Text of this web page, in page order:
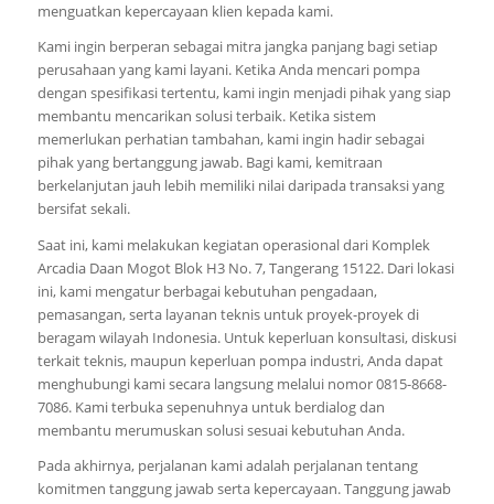
menguatkan kepercayaan klien kepada kami.
Kami ingin berperan sebagai mitra jangka panjang bagi setiap
perusahaan yang kami layani. Ketika Anda mencari pompa
dengan spesifikasi tertentu, kami ingin menjadi pihak yang siap
membantu mencarikan solusi terbaik. Ketika sistem
memerlukan perhatian tambahan, kami ingin hadir sebagai
pihak yang bertanggung jawab. Bagi kami, kemitraan
berkelanjutan jauh lebih memiliki nilai daripada transaksi yang
bersifat sekali.
Saat ini, kami melakukan kegiatan operasional dari Komplek
Arcadia Daan Mogot Blok H3 No. 7, Tangerang 15122. Dari lokasi
ini, kami mengatur berbagai kebutuhan pengadaan,
pemasangan, serta layanan teknis untuk proyek-proyek di
beragam wilayah Indonesia. Untuk keperluan konsultasi, diskusi
terkait teknis, maupun keperluan pompa industri, Anda dapat
menghubungi kami secara langsung melalui nomor 0815-8668-
7086. Kami terbuka sepenuhnya untuk berdialog dan
membantu merumuskan solusi sesuai kebutuhan Anda.
Pada akhirnya, perjalanan kami adalah perjalanan tentang
komitmen tanggung jawab serta kepercayaan. Tanggung jawab